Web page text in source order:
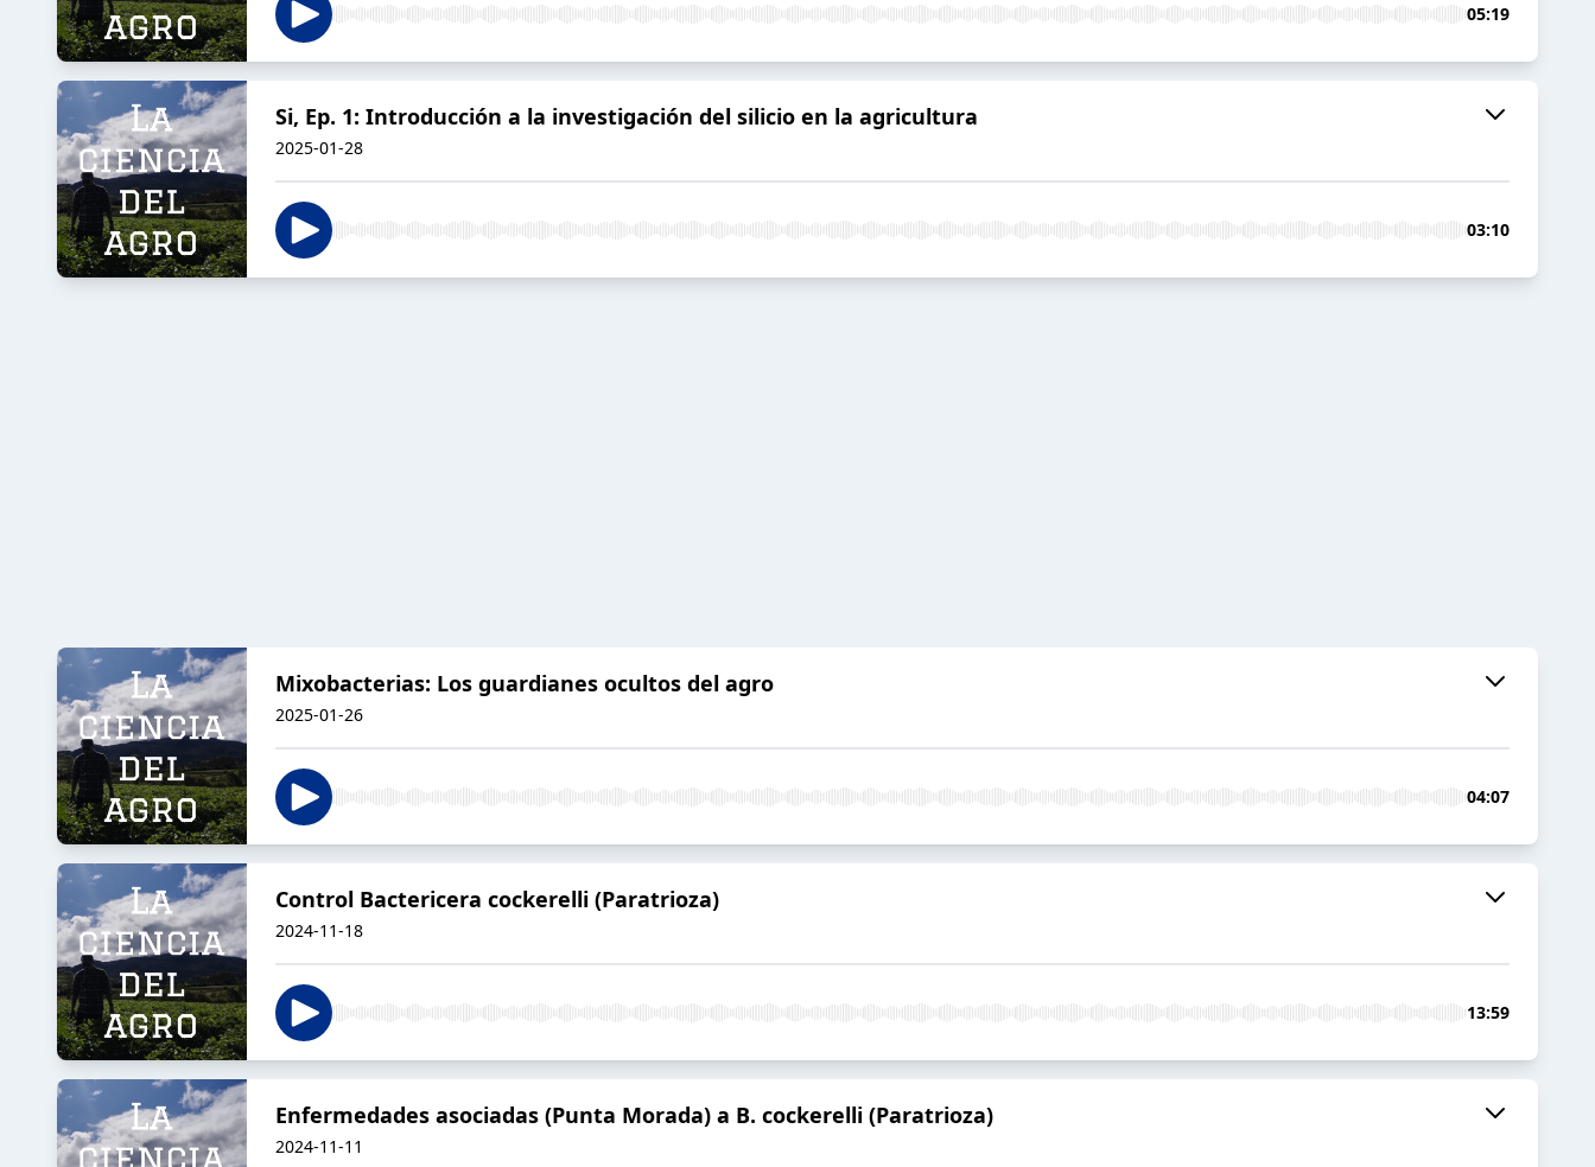
05:19
Si, Ep. 1: Introducción a la investigación del silicio en la agricultura
2025-01-28
03:10
Mixobacterias: Los guardianes ocultos del agro
2025-01-26
04:07
Control Bactericera cockerelli (Paratrioza)
2024-11-18
13:59
Enfermedades asociadas (Punta Morada) a B. cockerelli (Paratrioza)
2024-11-11